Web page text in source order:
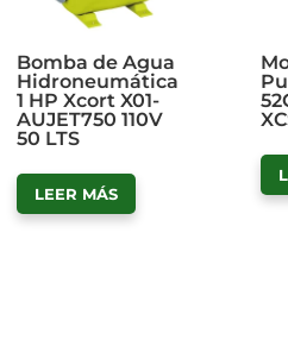
Bomba de Agua
Hidroneumática
1 HP Xcort X01-
AUJET750 110V
50 LTS
LEER MÁS